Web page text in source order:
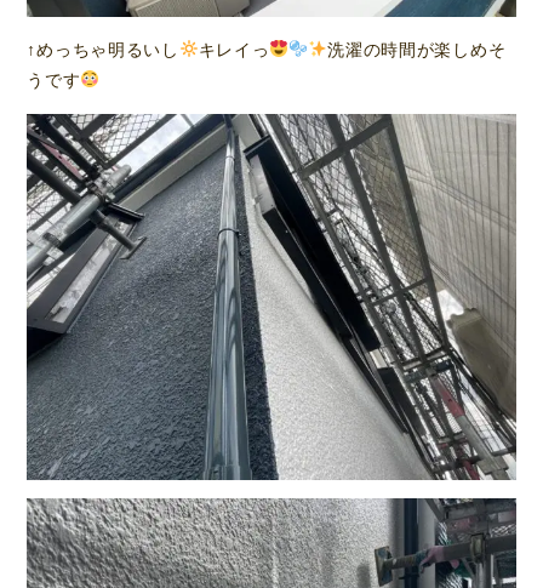
↑めっちゃ明るいし ‬キレイっ
洗濯の時間が楽しめそ
うです